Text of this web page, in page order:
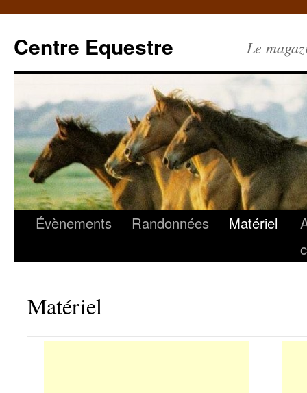
Centre Equestre Le
Évènements Randonnées Matériel
Matériel